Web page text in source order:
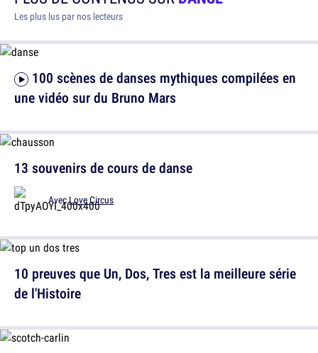
Les plus lus par nos lecteurs
une vidéo sur du Bruno Mars
10 preuves que Un, Dos, Tres est la meilleure série
de l'Histoire
13 souvenirs de cours de danse
AvecLove Circus